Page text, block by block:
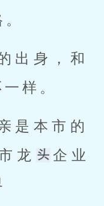
。
一样。
龙
企业